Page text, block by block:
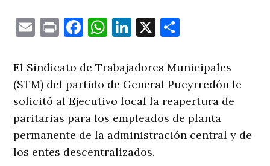
EmailPrintFacebook
WhatsApp
LinkedIn
X
El Sindicato de Trabajadores Municipales
(STM) del partido de General Pueyrredón le
solicitó al Ejecutivo local la reapertura de
paritarias para los empleados de planta
permanente de la administración central y de
los entes descentralizados.